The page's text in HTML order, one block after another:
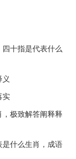
十指是代表什么
实
极致解答阐释释
什么生肖，成语